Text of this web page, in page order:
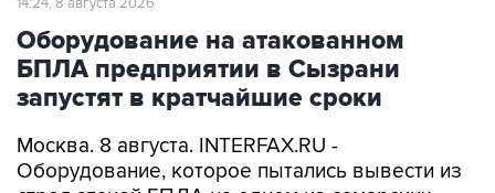
БПЛА предприятии в Сызрани
запустят в кратчайшие сроки
Москва. 8 августа. INTERFAX.RU -
строя атакой БПЛА на одном из самарских
предприятий в ночь на субботу, начнет